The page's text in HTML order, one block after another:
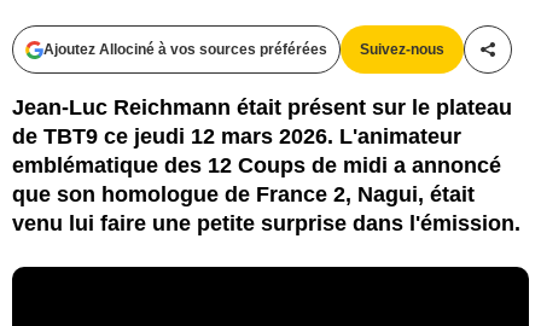
Ajoutez Allociné à vos sources préférées Suivez-nous
Jean-Luc Reichmann était présent sur le plateau
de TBT9 ce jeudi 12 mars 2026. L'animateur
emblématique des 12 Coups de midi a annoncé
que son homologue de France 2, Nagui, était
venu lui faire une petite surprise dans l'émission.